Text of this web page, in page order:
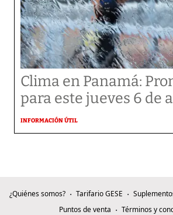
Clima en Panamá:
para este jueves 6 de
INFORMACIÓN ÚTIL
¿Quiénes somos? Tarifario GESE
Puntos de venta
Términos y